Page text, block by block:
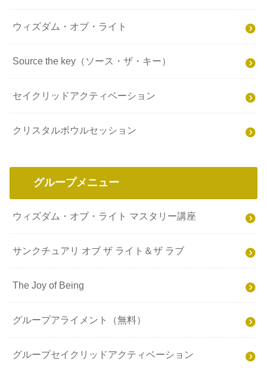
ウィズダム・オブ・ライト
Source the key（ソース・ザ・キー）
セイクリッドアクティベーション
クリスタルボウルセッション
グループメニュー
ウィズダム・オブ・ライト マスタリー講座
サンクチュアリ オブ ザ ライト＆ザ ラブ
The Joy of Being
グループアライメント（無料）
グループセイクリッドアクティベーション